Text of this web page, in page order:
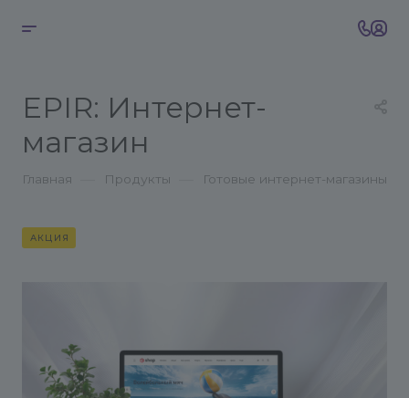
EPIR: Интернет-
магазин
Главная Продукты Готовые интернет-магазины
АКЦИЯ